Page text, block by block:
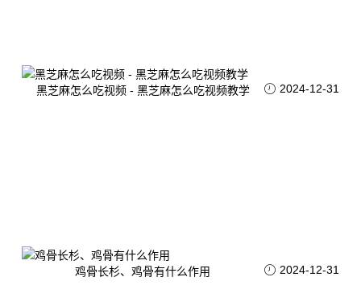
黑芝麻怎么吃视频 - 黑芝麻怎么吃视频教学 2024-12-31
鸡骨长杉、鸡骨有什么作用 2024-12-31